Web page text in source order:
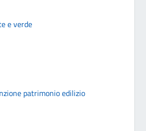
e verde
patrimonio edilizio